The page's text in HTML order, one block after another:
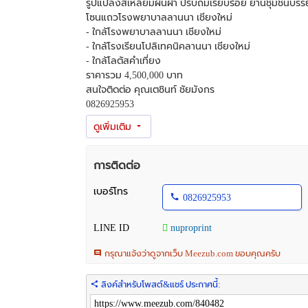
รูปแปลงสี่เหลี่ยมผืนผ้า ปรับถมเรียบร้อย ย่านชุมชนบรร
โซนแถวโรงพยาบาลลานนา เชียงใหม่
- ใกล้โรงพยาบาลลานนา เชียงใหม่
- ใกล้โรงเรียนโปลิเทคนิคลานนา เชียงใหม่
- ใกล้โลตัสคำเที่ยง
ราคารวม 4,500,000 บาท
สนใจติดต่อ คุณเตชินท์ ชัยมังกร
0826925953
การติดต่อ
เบอร์โทร
0826925953
LINE ID nuproprint
กรุณาแจ้งว่าดูจากเว็บ Meezub.com ขอบคุณครับ
ลิงค์สำหรับโพสต์&แชร์ ประกาศนี้: